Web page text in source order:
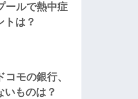
ールで熱中症
トは？
モの銀行、
いものは？